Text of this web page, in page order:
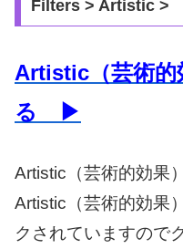
Filters > Artistic >
Artistic（芸術
る ▶
Artistic（芸術的効果
Artistic（芸術的効果
クされていますので